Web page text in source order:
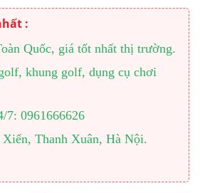
:
Quốc, giá tốt nhất thị trường.
khung golf, dụng cụ chơi
7: 0961666626
Thanh Xuân, Hà Nội.